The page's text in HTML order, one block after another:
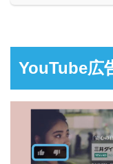
YouTube広